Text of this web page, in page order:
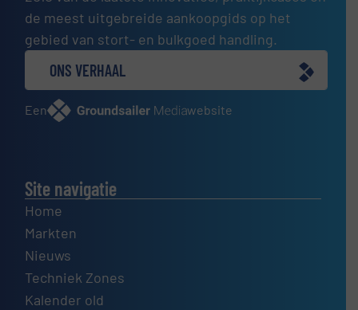
de meest uitgebreide aankoopgids op het
gebied van stort- en bulkgoed handling.
ONS VERHAAL
Een website
Site navigatie
Home
Markten
Nieuws
Techniek Zones
Kalender old